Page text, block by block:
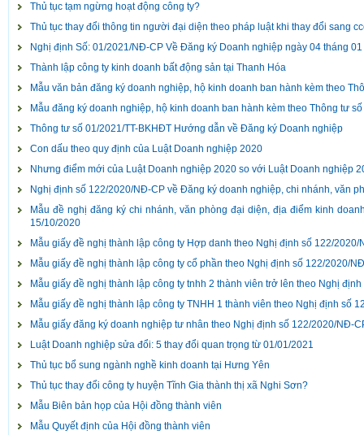
Thủ tục tạm ngừng hoạt động công ty?
Thủ tục thay đổi thông tin người đại diện theo pháp luật khi thay đổi sang
Nghị định Số: 01/2021/NĐ-CP Về Đăng ký Doanh nghiệp ngày 04 tháng
Thành lập công ty kinh doanh bất động sản tại Thanh Hóa
Mẫu văn bản đăng ký doanh nghiệp, hộ kinh doanh ban hành kèm theo
Mẫu đăng ký doanh nghiệp, hộ kinh doanh ban hành kèm theo Thông tư
Thông tư số 01/2021/TT-BKHĐT Hướng dẫn về Đăng ký Doanh nghiệp
Con dấu theo quy định của Luật Doanh nghiệp 2020
Nhưng điểm mới của Luật Doanh nghiệp 2020 so với Luật Doanh nghiệp
Nghị định số 122/2020/NĐ-CP về Đăng ký doanh nghiệp, chi nhánh, văn
Mẫu đề nghị đăng ký chi nhánh, văn phòng đại diện, địa điểm kinh
15/10/2020
Mẫu giấy đề nghị thành lập công ty Hợp danh theo Nghị định số 122/
Mẫu giấy đề nghị thành lập công ty cổ phần theo Nghị định số 122/2020/
Mẫu giấy đề nghị thành lập công ty tnhh 2 thành viên trở lên theo Nghị
Mẫu giấy đề nghị thành lập công ty TNHH 1 thành viên theo Nghị định số
Mẫu giấy đăng ký doanh nghiệp tư nhân theo Nghị định số 122/2020/NĐ-
Luật Doanh nghiệp sửa đổi: 5 thay đổi quan trọng từ 01/01/2021
Thủ tục bổ sung ngành nghề kinh doanh tại Hưng Yên
Thủ tục thay đổi công ty huyện Tĩnh Gia thành thị xã Nghi Sơn?
Mẫu Biên bản họp của Hội đồng thành viên
Mẫu Quyết định của Hội đồng thành viên